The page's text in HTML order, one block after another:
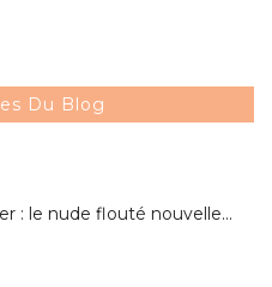
Du Blog
: le nude flouté nouvelle...